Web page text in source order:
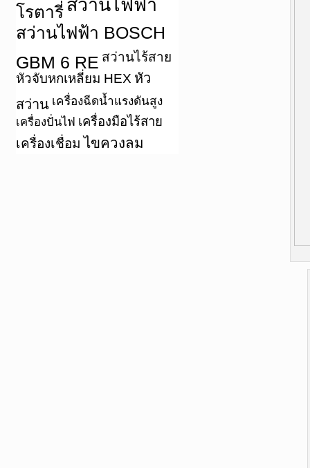
โรตารี่ สว่านไฟฟ้า
สว่านไฟฟ้า BOSCH
GBM 6 RE สว่านไร้สาย
หัวจับหกเหลี่ยม HEX หัว
สว่าน เครื่องฉีดน้ำแรงดันสูง
เครื่องปั่นไฟ เครื่องมือไร้สาย
เครื่องเชื่อม ไขควงลม